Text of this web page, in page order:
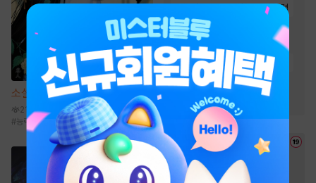
소설 장적
21.8만
#능력녀 #능력남 #복수 #궁정물 #동양풍
이능력
#재벌물
#게임시스템
차원이동물
# 회귀물 성장물
먼치킨
#빙의물 #천재 #복수물
생존물 #통쾌함